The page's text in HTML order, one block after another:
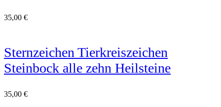
35,00 €
Sternzeichen Tierkreiszeichen
Steinbock alle zehn Heilsteine
35,00 €